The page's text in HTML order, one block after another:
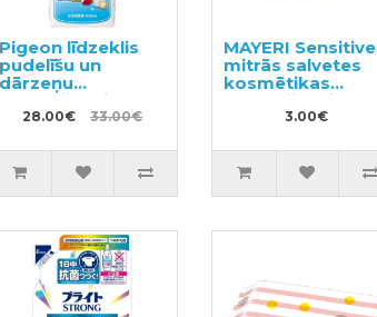
Pigeon līdzeklis
pudelīšu un
dārzeņu
mazgāšanai
pildviela 1.4l
28.00€ 33.00€
MAYERI Sensitive
mitrās salvetes
kosmētikas
noņemšanai
3.00€